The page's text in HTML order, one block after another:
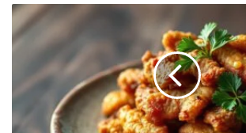
Passarinha
De
Boi
Frita:
Receita
Fácil,
Crocante
E
Macia